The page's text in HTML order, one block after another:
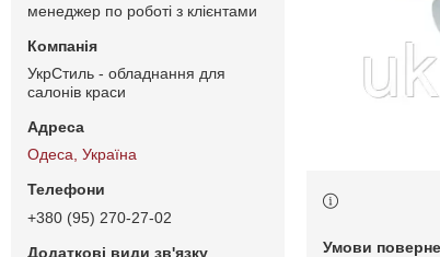
менеджер по роботі з клієнтами
УкрСтиль - обладнання для
салонів краси
Одеса, Україна
+380 (95) 270-27-02